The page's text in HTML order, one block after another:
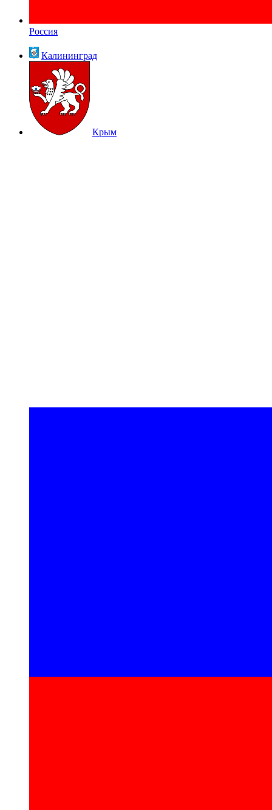
Россия
Калининград
Крым